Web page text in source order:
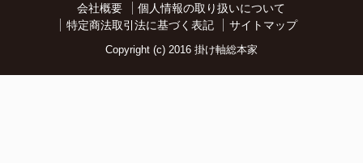
会社概要
個人情報の取り扱いについて
特定商法取引法に基づく表記
サイトマップ
Copyright (c) 2016 掛け軸総本家